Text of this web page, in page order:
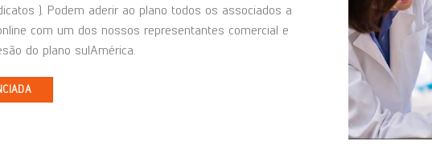
). Podem aderir ao plano todos os associados a
com um dos nossos representantes comercial e
do plano sulAmérica.